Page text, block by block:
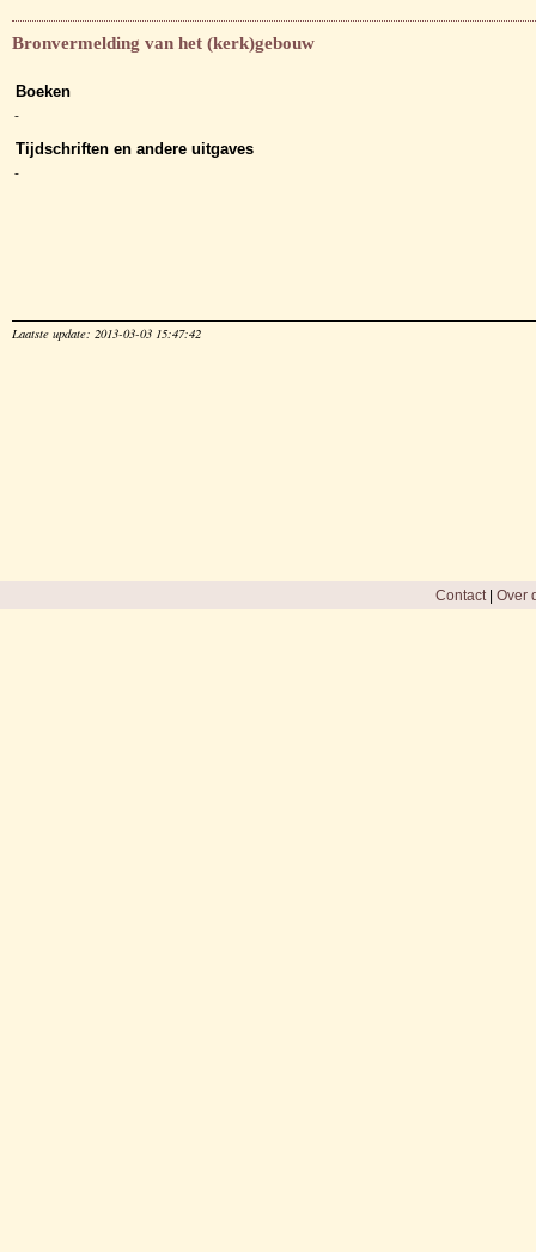
Bronvermelding van het (kerk)gebouw
Boeken
-
Tijdschriften en andere uitgaves
-
Laatste update: 2013-03-03 15:47:42
Contact| Over